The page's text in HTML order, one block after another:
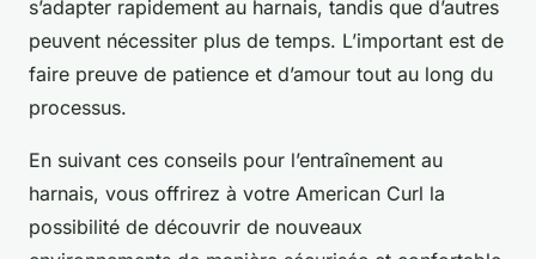
s’adapter rapidement au harnais, tandis que d’autres
peuvent nécessiter plus de temps. L’important est de
faire preuve de patience et d’amour tout au long du
processus.
En suivant ces conseils pour l’entraînement au
harnais, vous offrirez à votre American Curl la
possibilité de découvrir de nouveaux